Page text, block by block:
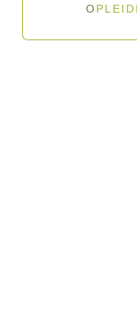
O